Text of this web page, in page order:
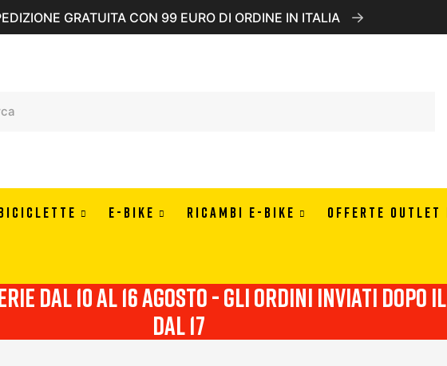
GRATUITA CON 99 EURO DI ORDINE IN ITALIA SCONTI
E-BIKE RICAMBI E-BIKE OFFERTE OUTLET
dal 10 al 16 agosto - Gli ordini inviati
dal 17